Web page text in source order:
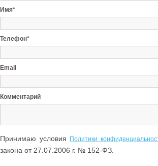
Имя*
Телефон*
Email
Комментарий
Принимаю условия Политики
закона от 27.07.2006 г. № 152-ФЗ.